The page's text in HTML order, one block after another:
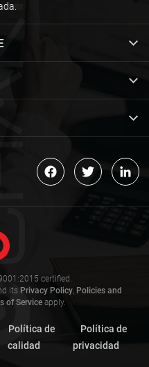
certified.
its Privacy Policy, Policies and
of Service apply.
Política de
calidad
Política de
privacidad